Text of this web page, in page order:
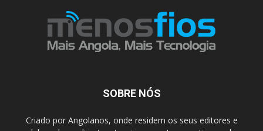
SOBRE NÓS
Criado por Angolanos, onde residem os seus editores e